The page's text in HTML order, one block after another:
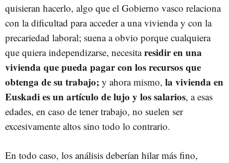
quisieran hacerlo, algo que el Gobierno vasco relaciona
con la dificultad para acceder a una vivienda y con la
precariedad laboral; suena a obvio porque cualquiera
que quiera independizarse, necesitaresidir en una
vivienda que pueda pagar con los recursos que
obtenga de su trabajo; y ahora mismo, la vivienda en
Euskadi es un artículo de lujo y los salarios, a esas
edades, en caso de tener trabajo, no suelen ser
excesivamente altos sino todo lo contrario.
En todo caso, los análisis deberían hilar más fino,